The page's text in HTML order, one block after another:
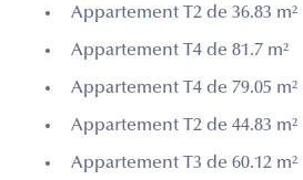
Appartement T2 de 36.83 m²
Appartement T4 de 81.7 m²
Appartement T4 de 79.05 m²
Appartement T2 de 44.83 m²
Appartement T3 de 60.12 m²